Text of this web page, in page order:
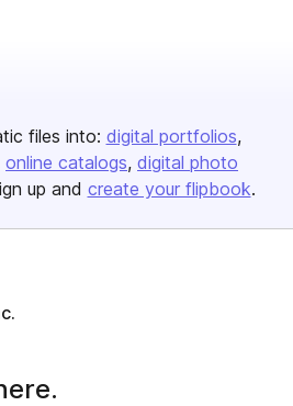
files into: digital portfolios
online catalogs digital photo
up and create your flipbook.